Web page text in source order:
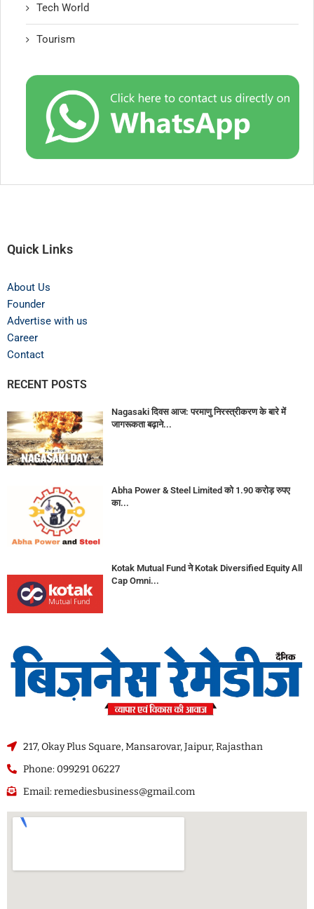
Tech World
Tourism
Quick Links
About Us
Founder
Advertise with us
Career
Contact
RECENT POSTS
Nagasaki दिवस आज: परमाणु निरस्त्रीकरण के बारे में
जागरूकता बढ़ाने...
Abha Power & Steel Limited को 1.90 करोड़ रुपए
का...
Kotak Mutual Fund ने Kotak Diversified Equity All
Cap Omni...
217, Okay Plus Square, Mansarovar, Jaipur, Rajasthan
Phone: 099291 06227
Email: remediesbusiness@gmail.com